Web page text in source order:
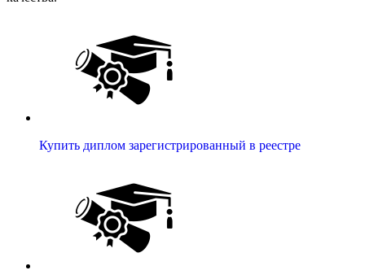
Купить диплом зарегистрированный в реестре